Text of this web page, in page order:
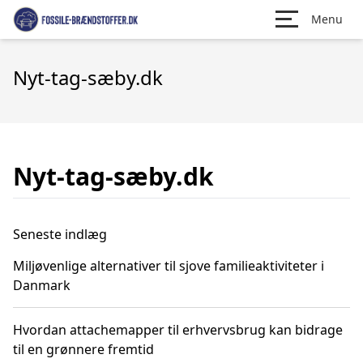
Menu
Nyt-tag-sæby.dk
Nyt-tag-sæby.dk
Seneste indlæg
Miljøvenlige alternativer til sjove familieaktiviteter i
Danmark
Hvordan attachemapper til erhvervsbrug kan bidrage
til en grønnere fremtid